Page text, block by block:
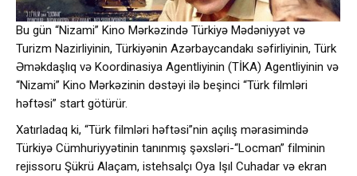
Bu gün “Nizami” Kino Mərkəzində Türkiyə Mədəniyyət və
Turizm Nazirliyinin, Türkiyənin Azərbaycandakı səfirliyinin, Türk
Əməkdaşlıq və Koordinasiya Agentliyinin (TİKA) Agentliyinin və
“Nizami” Kino Mərkəzinin dəstəyi ilə beşinci “Türk filmləri
həftəsi” start götürür.
Xatırladaq ki, “Türk filmləri həftəsi”nin açılış mərasimində
Türkiyə Cümhuriyyətinin tanınmış şəxsləri-“Locman” filminin
rejissoru Şükrü Alaçam, istehsalçı Oya Işıl Cuhadar və ekran